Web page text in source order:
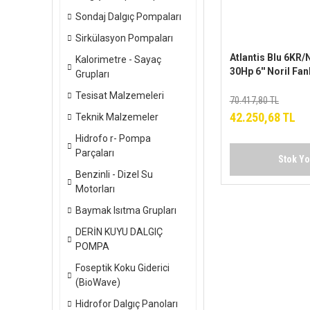
Sondaj Dalgıç Pompaları
Sirkülasyon Pompaları
Kalorimetre - Sayaç
Grupları
Tesisat Malzemeleri
Teknik Malzemeler
Hidrofo r- Pompa
Parçaları
Benzinli - Dizel Su
Motorları
Baymak Isıtma Grupları
DERİN KUYU DALGIÇ
POMPA
Foseptik Koku Giderici
(BioWave)
Hidrofor Dalgıç Panoları
Atlantis Blu 6KR/
30Hp 6'' Noril
Pompa Kademesi-
Motorsuz)
70.417,80 TL
42.250,68 TL
Stok